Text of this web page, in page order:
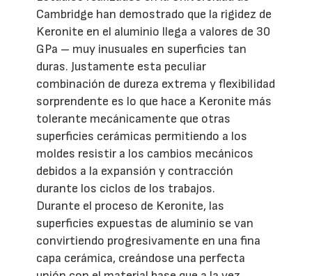
Cambridge han demostrado que la rigidez de
Keronite en el aluminio llega a valores de 30
GPa – muy inusuales en superficies tan
duras. Justamente esta peculiar
combinación de dureza extrema y flexibilidad
sorprendente es lo que hace a Keronite más
tolerante mecánicamente que otras
superficies cerámicas permitiendo a los
moldes resistir a los cambios mecánicos
debidos a la expansión y contracción
durante los ciclos de los trabajos.
Durante el proceso de Keronite, las
superficies expuestas de aluminio se van
convirtiendo progresivamente en una fina
capa cerámica, creándose una perfecta